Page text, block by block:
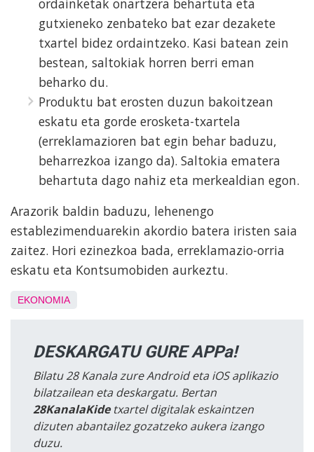
ordainketak onartzera behartuta eta
gutxieneko zenbateko bat ezar dezakete
txartel bidez ordaintzeko. Kasi batean zein
bestean, saltokiak horren berri eman
beharko du.
Produktu bat erosten duzun bakoitzean
eskatu eta gorde erosketa-txartela
(erreklamazioren bat egin behar baduzu,
beharrezkoa izango da). Saltokia ematera
behartuta dago nahiz eta merkealdian egon.
Arazorik baldin baduzu, lehenengo
establezimenduarekin akordio batera iristen saia
zaitez. Hori ezinezkoa bada, erreklamazio-orria
eskatu eta Kontsumobiden aurkeztu.
EKONOMIA
DESKARGATU GURE APPa!
Bilatu 28 Kanala zure Android eta iOS aplikazio
bilatzailean eta deskargatu. Bertan
28KanalaKidetxartel digitalak eskaintzen
dizuten abantailez gozatzeko aukera izango
duzu.